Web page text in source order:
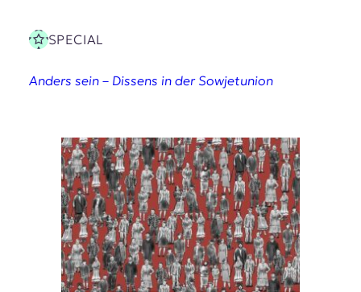
SPECIAL
Anders sein – Dissens in der Sowjetunion